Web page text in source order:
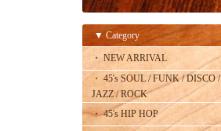
▼ Category
・ NEW ARRIVAL
・ 45's SOUL / FUNK / DISCO /
JAZZ / ROCK
・ 45's HIP HOP